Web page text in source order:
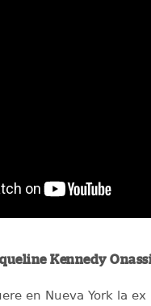
Kennedy
en Nueva York la